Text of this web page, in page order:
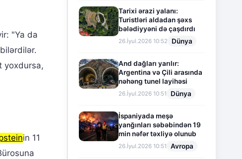
"Ya da
yoxdursa,
in 11
Tarixi ərazi yalanı:
Turistləri aldadan şəxs
bələdiyyəni də çaşdırdı
26.İyul.2026 10:52 Dünya
And dağları yarılır:
Argentina və Çili arasında
nəhəng tunel layihəsi
26.İyul.2026 10:51 Dünya
İspaniyada meşə
yanğınları səbəbindən 19
min nəfər təxliyə olunub
26.İyul.2026 10:51 Avropa